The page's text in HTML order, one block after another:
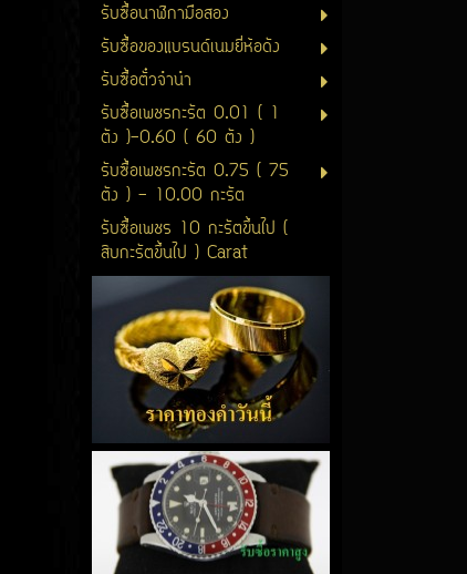
รับซื้อนาฬิกามือสอง
รับซื้อของแบรนด์เนมยี่ห้อดัง
รับซื้อตั๋วจำนำ
รับซื้อเพชรกะรัต 0.01 ( 1
ตัง )-0.60 ( 60 ตัง )
รับซื้อเพชรกะรัต 0.75 ( 75
ตัง ) - 10.00 กะรัต
รับซื้อเพชร 10 กะรัตขึ้นไป (
สิบกะรัตขึ้นไป ) Carat